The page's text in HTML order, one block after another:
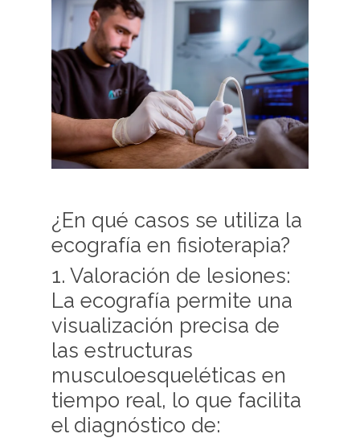
¿En qué casos se utiliza la
ecografía en fisioterapia?
1. Valoración de lesiones:
La ecografía permite una
visualización precisa de
las estructuras
musculoesqueléticas en
tiempo real, lo que facilita
el diagnóstico de: